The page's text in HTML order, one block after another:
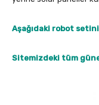
Aşağıdaki robot
Sitemizdeki tüm